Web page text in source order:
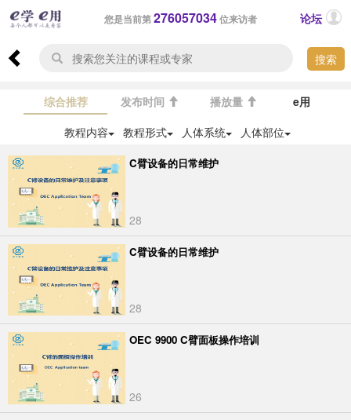
您是当前第276057034位来访者 论坛
搜索
综合推荐 发布时间 播放量
e用
教程内容
教程形式 人体系统 人体部位
C臂设备的日常维护
28
C臂设备的日常维护
28
OEC 9900 C臂面板操作培训
26